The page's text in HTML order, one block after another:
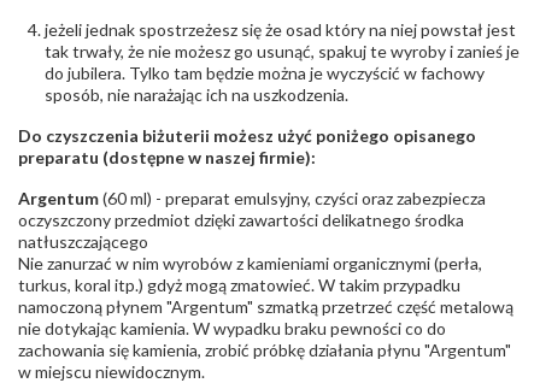
jeżeli jednak spostrzeżesz się że osad który na niej powstał jest
tak trwały, że nie możesz go usunąć, spakuj te wyroby i zanieś je
do jubilera. Tylko tam będzie można je wyczyścić w fachowy
sposób, nie narażając ich na uszkodzenia.
Do czyszczenia biżuterii możesz użyć poniżego opisanego
preparatu (dostępne w naszej firmie):
Argentum(60 ml) - preparat emulsyjny, czyści oraz zabezpiecza
oczyszczony przedmiot dzięki zawartości delikatnego środka
natłuszczającego
Nie zanurzać w nim wyrobów z kamieniami organicznymi (perła,
turkus, koral itp.) gdyż mogą zmatowieć. W takim przypadku
namoczoną płynem "Argentum" szmatką przetrzeć część metalową
nie dotykając kamienia. W wypadku braku pewności co do
zachowania się kamienia, zrobić próbkę działania płynu "Argentum"
w miejscu niewidocznym.